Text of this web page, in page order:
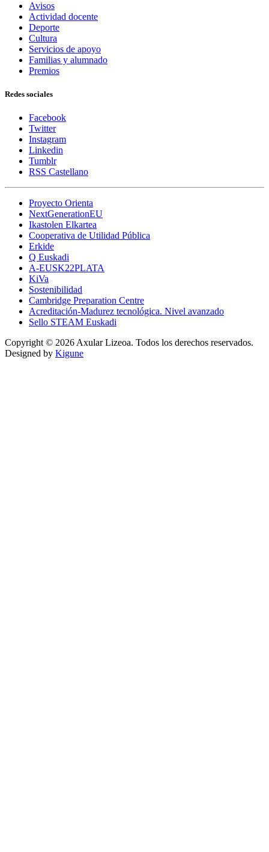
Avisos
Actividad docente
Deporte
Cultura
Servicios de apoyo
Familias y alumnado
Premios
Redes sociales
Facebook
Twitter
Instagram
Linkedin
Tumblr
RSS Castellano
Proyecto Orienta
NextGenerationEU
Ikastolen Elkartea
Cooperativa de Utilidad Pública
Erkide
Q Euskadi
A-EUSK22PLATA
KiVa
Sostenibilidad
Cambridge Preparation Centre
Acreditación-Madurez tecnológica. Nivel avanzado
Sello STEAM Euskadi
Copyright © 2026 Axular Lizeoa. Todos los derechos reservados.
Designed by Kigune